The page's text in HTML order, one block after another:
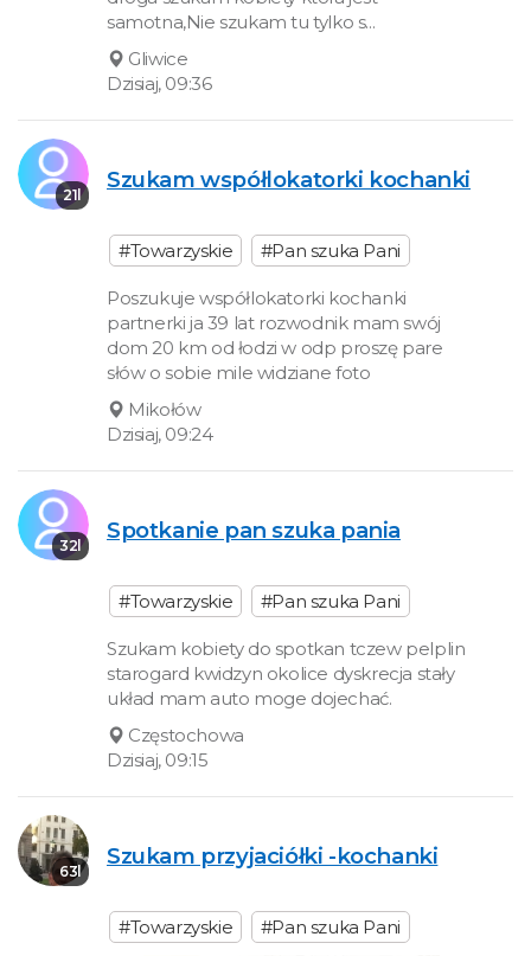
samotna,Nie szukam tu tylko s...
Gliwice
Dzisiaj, 09:36
21l
Szukam współlokatorki kochanki
#Towarzyskie #Pan szuka Pani
Poszukuje współlokatorki kochanki
partnerki ja 39 lat rozwodnik mam swój
dom 20 km od łodzi w odp proszę pare
słów o sobie mile widziane foto
Mikołów
Dzisiaj, 09:24
32l
Spotkanie pan szuka pania
#Towarzyskie #Pan szuka Pani
Szukam kobiety do spotkan tczew pelplin
starogard kwidzyn okolice dyskrecja stały
układ mam auto moge dojechać.
Częstochowa
Dzisiaj, 09:15
63l
Szukam przyjaciółki -kochanki
#Towarzyskie #Pan szuka Pani